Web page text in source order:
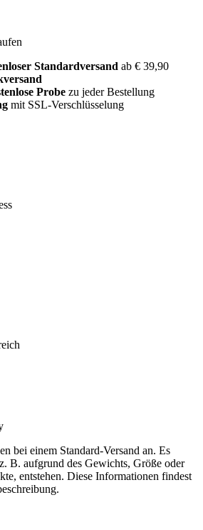
Standardversand ab € 39,90
Probe zu jeder Bestellung
mit SSL-Verschlüsselung
bei einem Standard-Versand an. Es
B. aufgrund des Gewichts, Größe oder
entstehen. Diese Informationen findest